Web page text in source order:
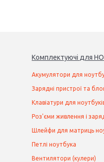
Комплектуючі для
Акумулятори для
Зарядні пристрої та
Клавіатури для
Роз'єми живлення і
Шлейфи для матриць
Петлі ноутбука
Вентилятори (кулери)